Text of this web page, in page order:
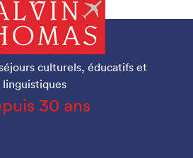
culturels, éducatifs et
linguistiques
30 ans